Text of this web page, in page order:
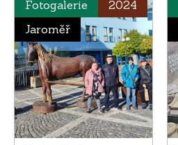
Fotogalerie
2024
Jaroměř